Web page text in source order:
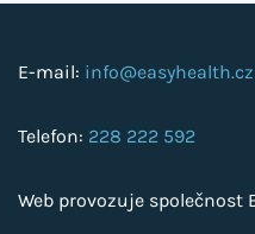
E-mail: info@easyhealth.cz
Telefon: 228 222 592
Web provozuje společnost